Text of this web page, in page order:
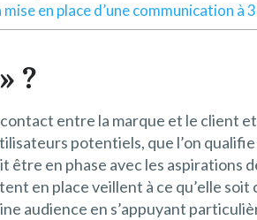
en place d’une communication à
?
entre la marque et le client
potentiels, que l’on
être en phase avec les
en place veillent à ce qu’elle soit
audience en s’appuyant